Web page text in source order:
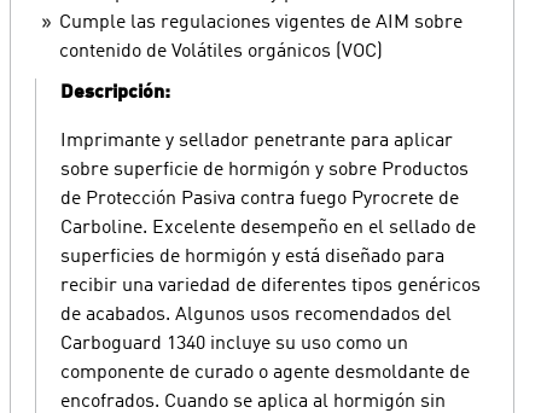
Cumple las regulaciones vigentes de AIM sobre
contenido de Volátiles orgánicos (VOC)
Descripción:
Imprimante y sellador penetrante para aplicar
sobre superficie de hormigón y sobre Productos
de Protección Pasiva contra fuego Pyrocrete de
Carboline. Excelente desempeño en el sellado de
superficies de hormigón y está diseñado para
recibir una variedad de diferentes tipos genéricos
de acabados. Algunos usos recomendados del
Carboguard 1340 incluye su uso como un
componente de curado o agente desmoldante de
encofrados. Cuando se aplica al hormigón sin